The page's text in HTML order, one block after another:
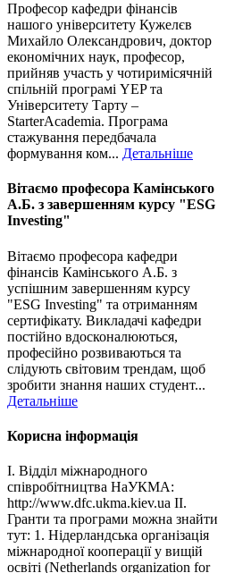
Професор кафедри фінансів
нашого університету Кужелєв
Михайло Олександрович, доктор
економічних наук, професор,
прийняв участь у чотиримісячній
спільній програмі YEP та
Університету Тарту –
StarterAcademia. Програма
стажування передбачала
формування ком... Детальніше
Вітаємо професора Камінського
А.Б. з завершенням курсу "ESG
Investing"
Вітаємо професора кафедри
фінансів Камінського А.Б. з
успішним завершенням курсу
"ESG Investing" та отриманням
сертифікату. Викладачі кафедри
постійно вдосконалюються,
професійно розвиваються та
слідують світовим трендам, щоб
зробити знання наших студент...
Детальніше
Корисна інформація
І. Відділ міжнародного
співробітництва НаУКМА:
http://www.dfc.ukma.kiev.ua ІІ.
Гранти та програми можна знайти
тут: 1. Нідерландська організація
міжнародної кооперації у вищій
освіті (Netherlands organization for